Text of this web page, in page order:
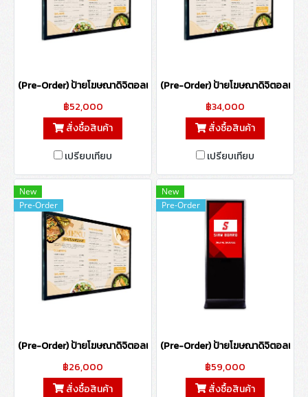
(Pre-Order) ป้ายโฆษณาดิจิตอลแบบติดผนัง ขนาด 65 นิ้ว (ไม่รองรับระบ
฿52,000
สั่งซื้อสินค้า
เปรียบเทียบ
(Pre-Order) ป้ายโฆษณาดิจิตอลแบ
฿34,000
สั่งซื้อสินค้า
เปรียบเทียบ
New
Pre-Order
(Pre-Order) ป้ายโฆษณาดิจิตอลแบบติดผนัง ขนาด 43 นิ้ว (ไม่รองรับระบ
฿26,000
สั่งซื้อสินค้า
New
Pre-Order
(Pre-Order) ป้ายโฆษณาดิจิตอลแบ
฿59,000
สั่งซื้อสินค้า